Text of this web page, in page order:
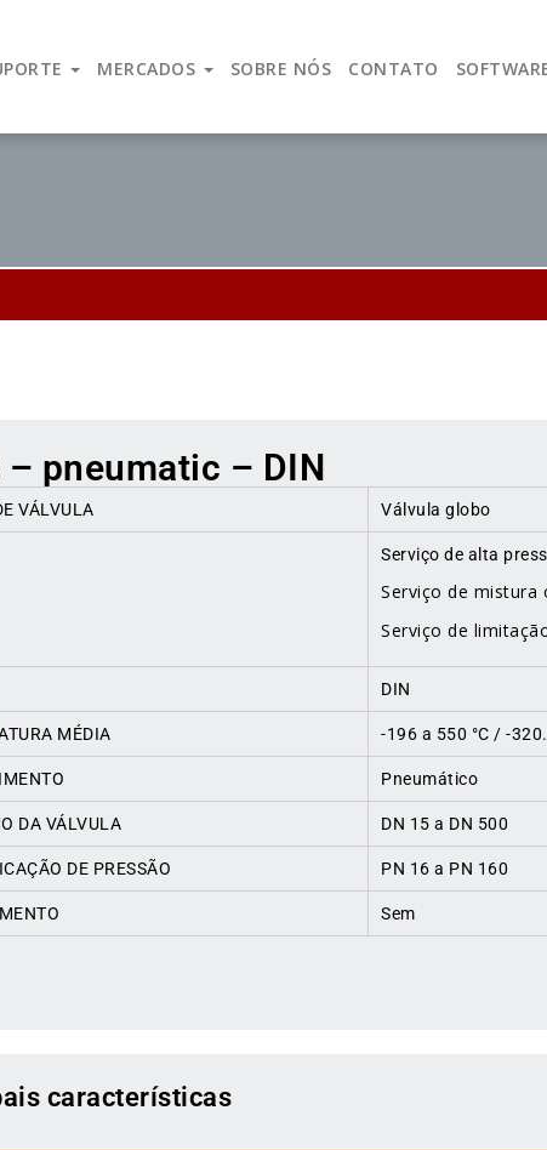
espirito empreendedor e uma força inovadora.
MERCADOS SOBRE NÓS CONTATO
– pneumatic – DIN
VÁLVULA Válvula globo
Serviço de alta
Serviço de mistura
Serviço de
DIN
MÉDIA -196 a 550 °C / -
Pneumático
DA VÁLVULA DN 15 a DN 500
DE PRESSÃO PN 16 a PN 160
Sem
características